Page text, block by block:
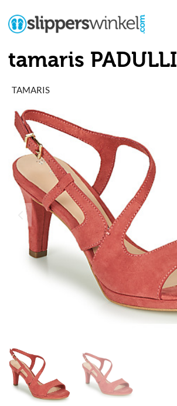
tamaris PADULLI
TAMARIS